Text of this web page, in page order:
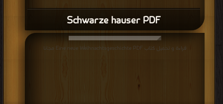
Schwarze hauser PDF
قراءة و تحميل كتاب Eine neue Weihnachtsgeschichte PDF مجانا